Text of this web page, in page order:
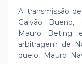
A transmissão
Galvão Bueno,
Mauro Beting
arbitragem de
duelo, Mauro